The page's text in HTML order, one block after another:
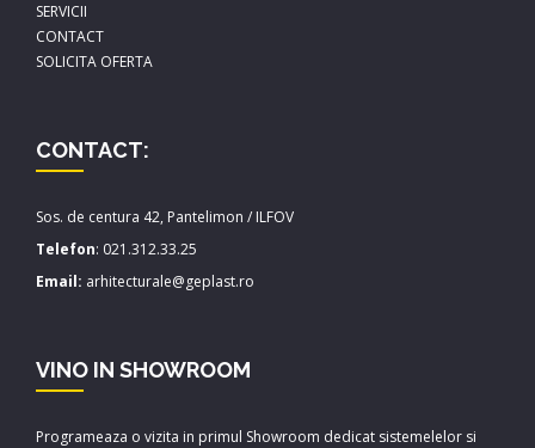
SERVICII
CONTACT
SOLICITA OFERTA
CONTACT:
Sos. de centura 42, Pantelimon / ILFOV
Telefon: 021.312.33.25
Email: arhitecturale@geplast.ro
VINO IN SHOWROOM
Programeaza o vizita in primul Showroom dedicat sistemelelor si